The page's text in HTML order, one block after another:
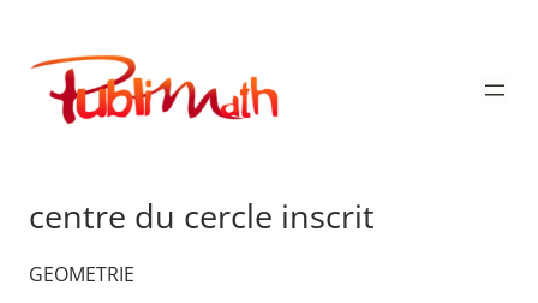
contenu
Publimath
centre du cercle inscrit
GEOMETRIE